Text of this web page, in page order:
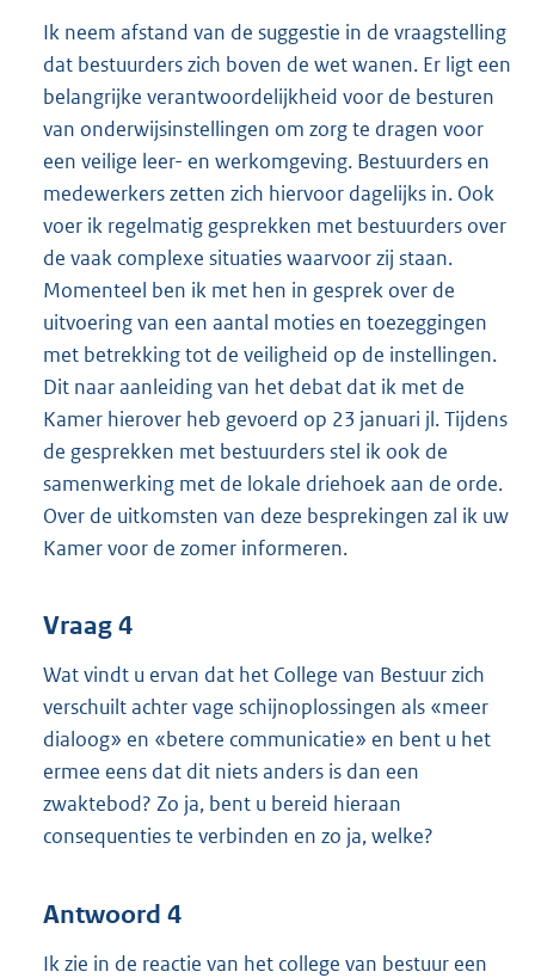
Ik neem afstand van de suggestie in de vraagstelling
dat bestuurders zich boven de wet wanen. Er ligt een
belangrijke verantwoordelijkheid voor de besturen
van onderwijsinstellingen om zorg te dragen voor
een veilige leer- en werkomgeving. Bestuurders en
medewerkers zetten zich hiervoor dagelijks in. Ook
voer ik regelmatig gesprekken met bestuurders over
de vaak complexe situaties waarvoor zij staan.
Momenteel ben ik met hen in gesprek over de
uitvoering van een aantal moties en toezeggingen
met betrekking tot de veiligheid op de instellingen.
Dit naar aanleiding van het debat dat ik met de
Kamer hierover heb gevoerd op 23 januari jl. Tijdens
de gesprekken met bestuurders stel ik ook de
samenwerking met de lokale driehoek aan de orde.
Over de uitkomsten van deze besprekingen zal ik uw
Kamer voor de zomer informeren.
Vraag 4
Wat vindt u ervan dat het College van Bestuur zich
verschuilt achter vage schijnoplossingen als «meer
dialoog» en «betere communicatie» en bent u het
ermee eens dat dit niets anders is dan een
zwaktebod? Zo ja, bent u bereid hieraan
consequenties te verbinden en zo ja, welke?
Antwoord 4
Ik zie in de reactie van het college van bestuur een